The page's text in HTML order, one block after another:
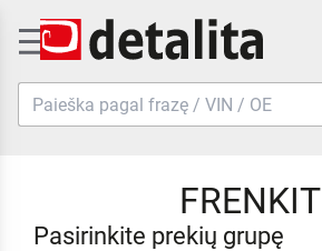
FRENKIT
Pasirinkite prekių grupę